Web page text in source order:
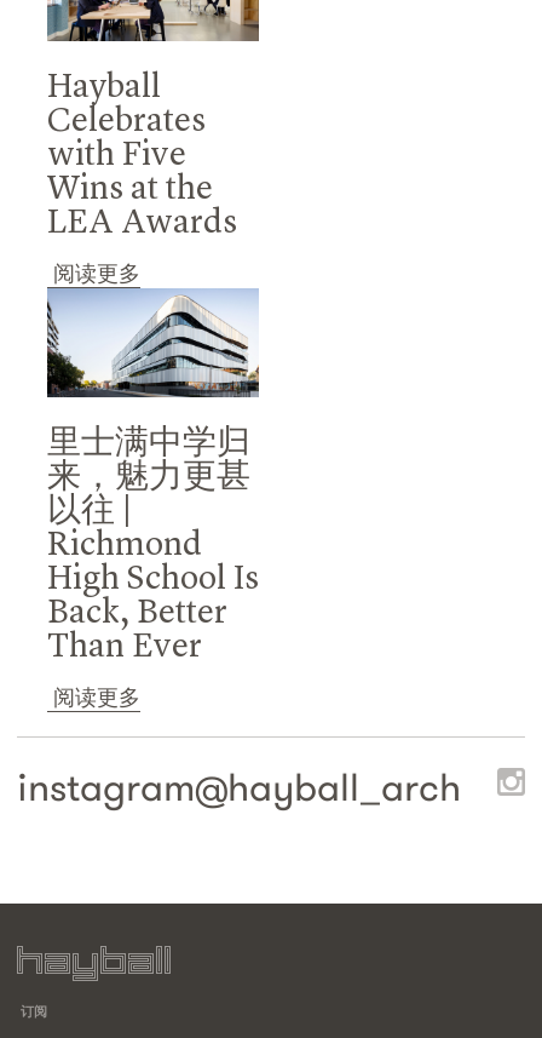
Hayball
Celebrates
with Five
Wins at the
LEA Awards
阅读更多
里士满中学归
来，魅力更甚
以往 |
Richmond
High School Is
Back, Better
Than Ever
阅读更多
instagram@hayball_arch
订阅